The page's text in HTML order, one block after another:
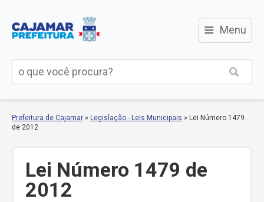
≡ Menu
Prefeitura de Cajamar » Legislação - Leis Municipais » Lei Número 1479
de 2012
Lei Número 1479 de
2012